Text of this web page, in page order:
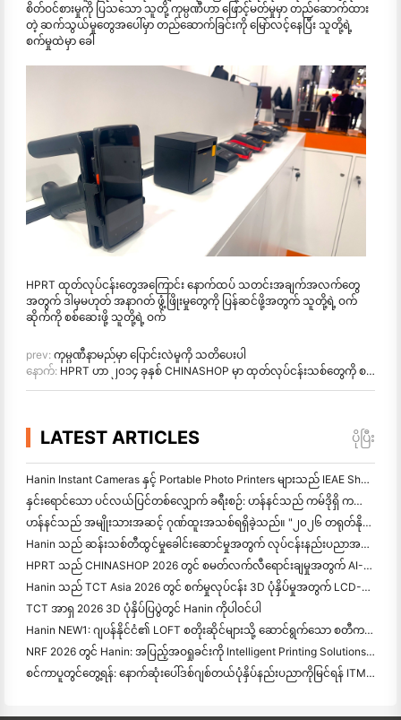
စိတ်ဝင်စားမှုကို ပြသသော သူတို့ ကုမ္ပဏီဟာ ဖြောင့်မတ်မှုမှာ တည်ဆောက်ထား
တဲ့ ဆက်သွယ်မှုတွေအပေါ်မှာ တည်ဆောက်ခြင်းကို မြော်လင့်နေပြီး သူတို့ရဲ့
စက်မှုထဲမှာ ခေါ
HPRT ထုတ်လုပ်ငန်းတွေအကြောင်း နောက်ထပ် သတင်းအချက်အလက်တွေ
အတွက် ဒါမှမဟုတ် အနာဂတ် ဖွံ့ဖြိုးမှုတွေကို ပြန်ဆင်ဖို့အတွက် သူတို့ရဲ့ ဝက်
ဆိုက်ကို စစ်ဆေးဖို့ သူတို့ရဲ့ ဝက်
prev: ကုမ္ပဏီနာမည်မှာ ပြောင်းလဲမှုကို သတိပေးပါ
နောက်: HPRT ဟာ ၂၀၁၄ ခုနှစ် CHINASHOP မှာ ထုတ်လုပ်ငန်းသစ်တွေကို စတင်ပါတယ်။ Smart Retail အသစ်ရဲ့ အခန်းအသစ်ကို မှတ်တမ်းပါတယ်။
LATEST ARTICLES ပိုပြီး
Hanin Instant Cameras နှင့် Portable Photo Printers များသည် IEAE Shenzhen 2026 တွင် စိတ်ဝင်စားမှုကြီးကို ဆွဲဆောင်သည်။
နှင်းရောင်သော ပင်လယ်ပြင်တစ်လျှောက် ခရီးစဉ်: ဟန်နင်သည် ကမ်ဒိုရှိ ကလေးများအား ဓာတ်ပုံပညာရေးအစီ
ဟန်နင်သည် အမျိုးသားအဆင့် ဂုဏ်ထူးအသစ်ရရှိခဲ့သည်။ "၂၀၂၆ တရုတ်နိုင်ငံတွင် ထုတ်လုပ်ထားသည် · စားသုံးသူများမှ ယုံ
Hanin သည် ဆန်းသစ်တီထွင်မှုခေါင်းဆောင်မှုအတွက် လုပ်ငန်းနည်းပညာအမျိုးသားစင်တာအဖြစ် အသိအမှတ
HPRT သည် CHINASHOP 2026 တွင် စမတ်လက်လီရောင်းချမှုအတွက် AI-Driven NEX Series ကိုပြသသည်။
Hanin သည် TCT Asia 2026 တွင် စက်မှုလုပ်ငန်း 3D ပုံနှိပ်မှုအတွက် LCD-L298 နှင့် SJF ဆန်းသစ်တီထွင်မှုများကို ဖော်ပြသည်။
TCT အာရှ 2026 3D ပုံနှိပ်ပြပွဲတွင် Hanin ကိုပါဝင်ပါ
Hanin NEW1: ဂျပန်နိုင်ငံ၏ LOFT စတိုးဆိုင်များသို့ ဆောင်ရွက်သော စတီကယ်ပုံနှိပ်စက်
NRF 2026 တွင် Hanin: အပြည့်အဝရှုခင်းကို Intelligent Printing Solutions ဖြင့် လက်လီရောင်းချမှုကို အာဏာပေးခြင်း
စင်ကာပူတွင်တွေ့ရန်: နောက်ဆုံးပေါ်ဒစ်ဂျစ်တယ်ပုံနှိပ်နည်းပညာကိုမြင်ရန် ITMA ASIA 2025 တွင်ဟာနင်နှင့်အတူ